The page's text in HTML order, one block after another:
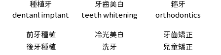
種植牙
dentanl implant
前牙種植
後牙種植
牙齒美白
teeth whitening
冷光美白
洗牙
箍牙
orthodontics
牙齒矯正
兒童矯正